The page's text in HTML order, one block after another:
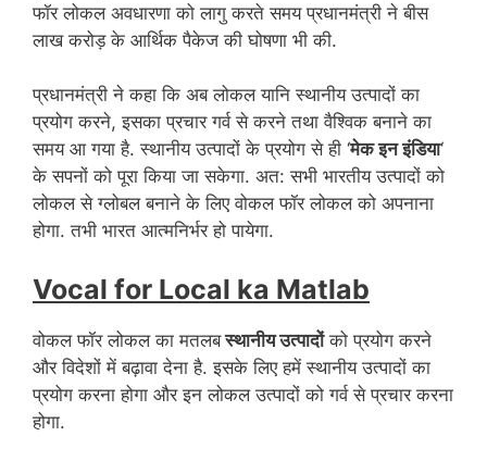
फॉर लोकल अवधारणा को लागु करते समय प्रधानमंत्री ने बीस
लाख करोड़ के आर्थिक पैकेज की घोषणा भी की.
प्रधानमंत्री ने कहा कि अब लोकल यानि स्थानीय उत्पादों का
प्रयोग करने, इसका प्रचार गर्व से करने तथा वैश्विक बनाने का
समय आ गया है. स्थानीय उत्पादों के प्रयोग से ही ‘मेक इन इंडिया‘
के सपनों को पूरा किया जा सकेगा. अत: सभी भारतीय उत्पादों को
लोकल से ग्लोबल बनाने के लिए वोकल फॉर लोकल को अपनाना
होगा. तभी भारत आत्मनिर्भर हो पायेगा.
Vocal for Local ka Matlab
वोकल फॉर लोकल का मतलबस्थानीय उत्पादोंको प्रयोग करने
और विदेशों में बढ़ावा देना है. इसके लिए हमें स्थानीय उत्पादों का
प्रयोग करना होगा और इन लोकल उत्पादों को गर्व से प्रचार करना
होगा.